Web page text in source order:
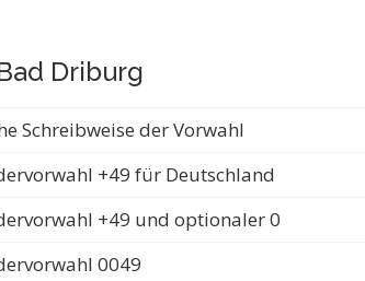
Driburg
Schreibweise der Vorwahl
+49 für Deutschland
+49 und optionaler 0
0049